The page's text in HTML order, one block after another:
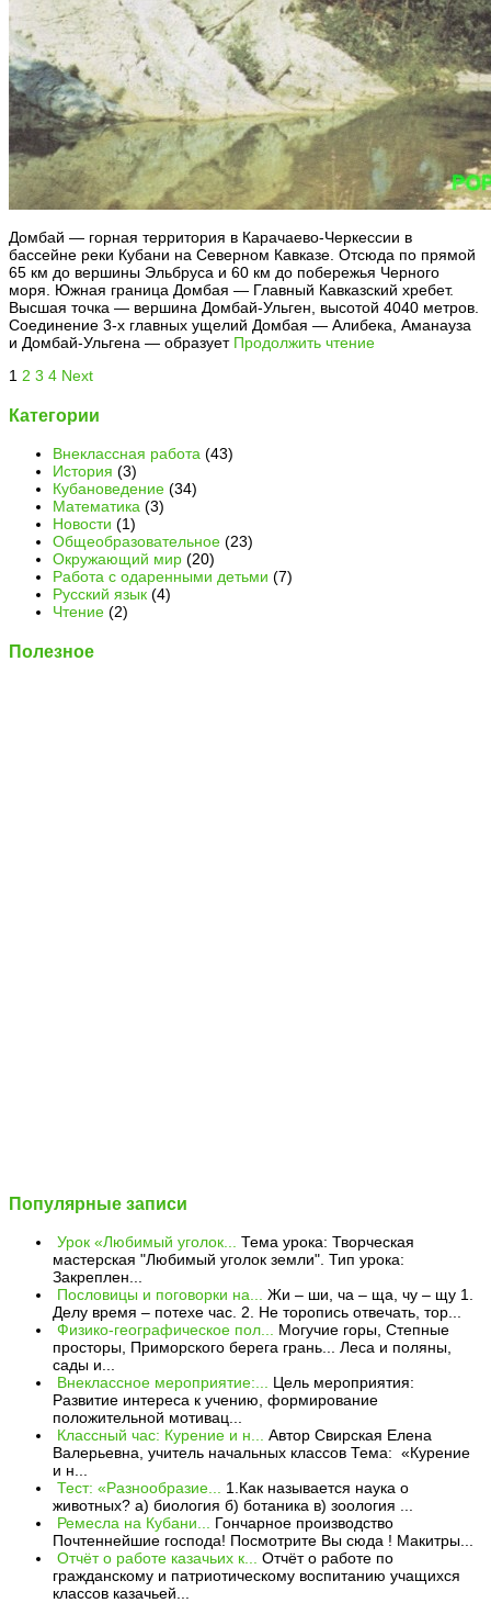
Домбай — горная территория в Карачаево-Черкессии в
бассейне реки Кубани на Северном Кавказе. Отсюда по прямой
65 км до вершины Эльбруса и 60 км до побережья Черного
моря. Южная граница Домбая — Главный Кавказский хребет.
Высшая точка — вершина Домбай-Ульген, высотой 4040 метров.
Соединение 3-х главных ущелий Домбая — Алибека, Аманауза
и Домбай-Ульгена — образуетПродолжить чтение
1 2 3 4 Next
Категории
Внеклассная работа (43)
История (3)
Кубановедение (34)
Математика (3)
Новости (1)
Общеобразовательное (23)
Окружающий мир (20)
Работа с одаренными детьми (7)
Русский язык (4)
Чтение (2)
Полезное
Популярные записи
Урок «Любимый уголок...
Тема урока: Творческая
мастерская "Любимый уголок земли". Тип урока:
Закреплен...
Пословицы и поговорки на...
Жи – ши, ча – ща, чу – щу 1.
Делу время – потехе час. 2. Не торопись отвечать, тор...
Физико-географическое пол...
Могучие горы, Степные
просторы, Приморского берега грань... Леса и поляны,
сады и...
Внеклассное мероприятие:...
Цель мероприятия:
Развитие интереса к учению, формирование
положительной мотивац...
Классный час: Курение и н...
Автор Свирская Елена
Валерьевна, учитель начальных классов Тема: «Курение
и н...
Тест: «Разнообразие...
1.Как называется наука о
животных? а) биология б) ботаника в) зоология ...
Ремесла на Кубани...
Гончарное производство
Почтеннейшие господа! Посмотрите Вы сюда ! Макитры...
Отчёт о работе казачьих к...
Отчёт о работе по
гражданскому и патриотическому воспитанию учащихся
классов казачьей...